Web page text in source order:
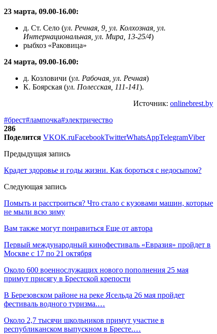
23 марта, 09.00-16.00:
д. Ст. Село (ул. Речная, 9, ул. Колхозная, ул.
Интернациональная, ул. Мира, 13-25/4)
рыбхоз «Раковица»
24 марта, 09.00-16.00:
д. Козловичи (ул. Рабочая, ул. Речная)
К. Боярская (ул. Полесская, 111-141).
Источник: onlinebrest.by
#брест#лампочка#электричество
286
Поделится VKOK.ruFacebookTwitterWhatsAppTelegramViber
Предыдущая запись
Крадет здоровье и годы жизни. Как бороться с недосыпом?
Следующая запись
Помыть и расстроиться? Что стало с кузовами машин, которые
не мыли всю зиму
Вам также могут понравиться Еще от автора
Первый международный кинофестиваль «Евразия» пройдет в
Москве с 17 по 21 октября
Около 600 военнослужащих нового пополнения 25 мая
примут присягу в Брестской крепости
В Березовском районе на реке Ясельда 26 мая пройдет
фестиваль водного туризма.…
Около 2,7 тысячи школьников примут участие в
республиканском выпускном в Бресте.…